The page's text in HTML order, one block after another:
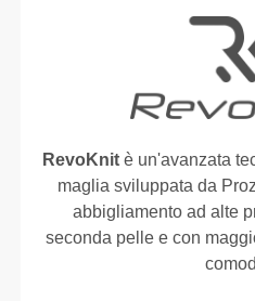
RevoKnit è un'avanzata
maglia sviluppata da
abbigliamento ad alte
seconda pelle e con